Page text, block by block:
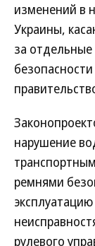
изменений в
Украины,
за
нарушение
ремнями
рулевого